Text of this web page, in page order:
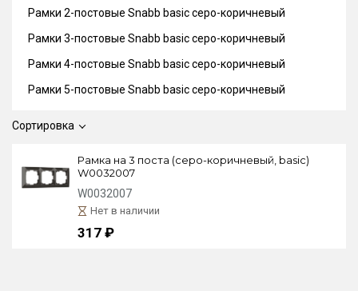
Сортировка
Рамка на 3 поста (серо-коричневый, basic)
W0032007
W0032007
Нет в наличии
317 ₽
Рамки 2-постовые Snabb basic серо-коричневый
Рамки 3-постовые Snabb basic серо-коричневый
Рамки 4-постовые Snabb basic серо-коричневый
Рамки 5-постовые Snabb basic серо-коричневый